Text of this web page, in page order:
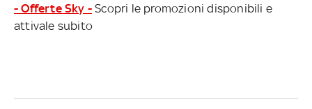
- Offerte Sky - Scopri le promozioni disponibili e
attivale subito